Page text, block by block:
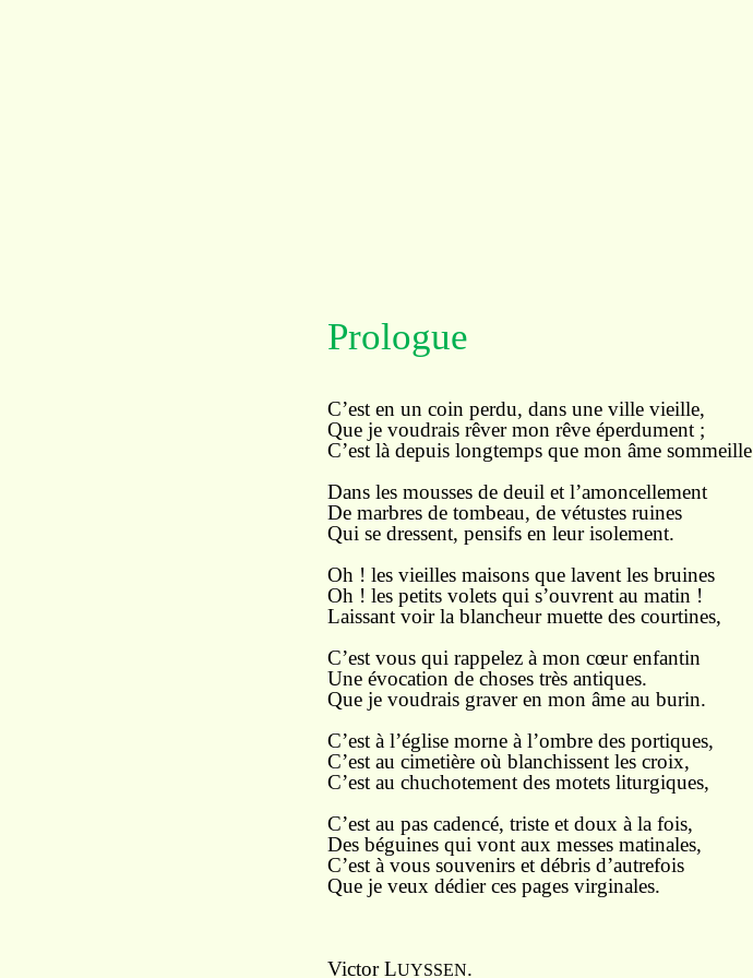
Prologue
C’est en un coin perdu, dans une ville vieille,
Que je voudrais rêver mon rêve éperdument ;
C’est là depuis longtemps que mon âme sommeille
Dans les mousses de deuil et l’amoncellement
De marbres de tombeau, de vétustes ruines
Qui se dressent, pensifs en leur isolement.
Oh ! les vieilles maisons que lavent les bruines
Oh ! les petits volets qui s’ouvrent au matin !
Laissant voir la blancheur muette des courtines,
C’est vous qui rappelez à mon cœur enfantin
Une évocation de choses très antiques.
Que je voudrais graver en mon âme au burin.
C’est à l’église morne à l’ombre des portiques,
C’est au cimetière où blanchissent les croix,
C’est au chuchotement des motets liturgiques,
C’est au pas cadencé, triste et doux à la fois,
Des béguines qui vont aux messes matinales,
C’est à vous souvenirs et débris d’autrefois
Que je veux dédier ces pages virginales.
Victor LUYSSEN.